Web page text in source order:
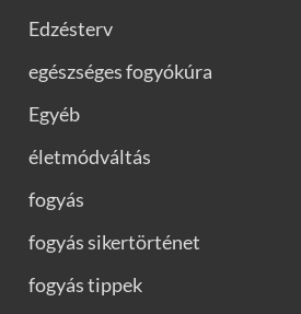
Edzésterv
egészséges fogyókúra
Egyéb
életmódváltás
fogyás
fogyás sikertörténet
fogyás tippek